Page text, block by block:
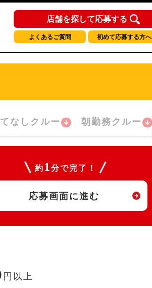
店舗を探して応募する
よくあるご質問 初めて応募する方へ
なしクルー 朝勤務クルー
約 1 分で完了！
応募画面に進む
円 以上